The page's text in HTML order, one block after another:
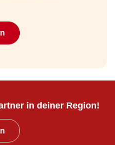
in deiner Region!